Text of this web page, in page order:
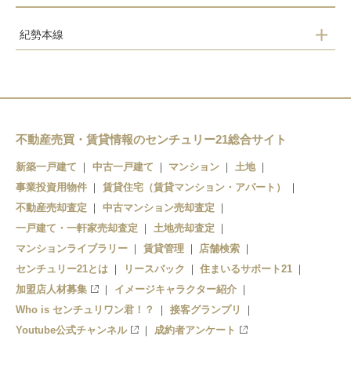
紀勢本線
紀和
和歌山市
不動産売買・賃貸情報のセンチュリー21総合サイト
新築一戸建て 中古一戸建て マンション
土地
事業投資用物件
賃貸住宅（賃貸マンション・アパート）
不動産売却査定
中古マンション売却査定
一戸建て・一軒家売却査定
土地売却査定
マンションライブラリー
賃貸管理
店舗検索
センチュリー21とは
リースバック
住まいるサポート21
加盟店人材募集
イメージキャラクター紹介
Who is センチュリワン君！？
接客グランプリ
Youtube公式チャンネル
成約者アンケート